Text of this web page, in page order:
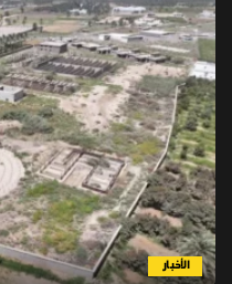
الأخبار